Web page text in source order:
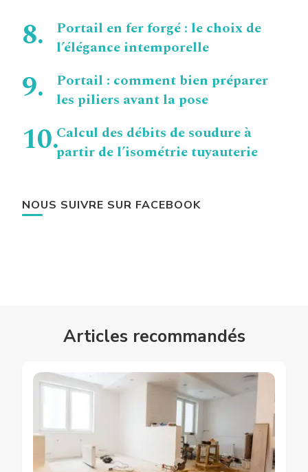
Portail en fer forgé : le choix de
l’élégance intemporelle
Portail : comment bien préparer
les piliers avant la pose
Calcul des débits de soudure à
partir de l’isométrie tuyauterie
NOUS SUIVRE SUR FACEBOOK
Articles recommandés